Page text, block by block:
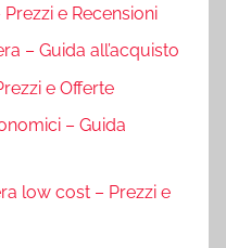
e Recensioni
– Guida all’acquisto
e Offerte
– Guida
low cost – Prezzi e